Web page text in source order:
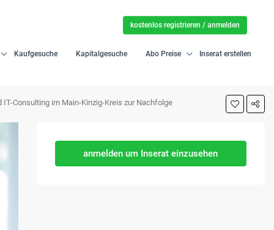
Kaufgesuche Kapitalgesuche Abo Preise Inserat erstellen
kostenlos registrieren / anmelden
IT-Consulting im Main-Kinzig-Kreis zur Nachfolge
anmelden um Inserat einzusehen